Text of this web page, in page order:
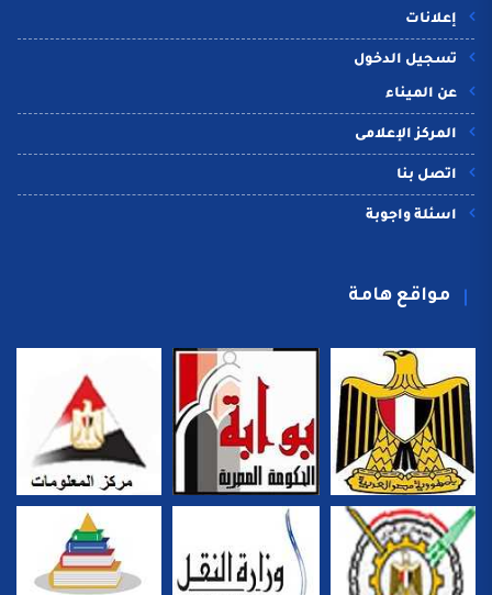
إعلانات
تسجيل الدخول
عن الميناء
المركز الإعلامى
اتصل بنا
اسئلة واجوبة
مواقع هامة